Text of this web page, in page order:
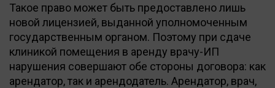
Такое право может быть предоставлено лишь
новой лицензией, выданной уполномоченным
государственным органом. Поэтому при сдаче
клиникой помещения в аренду врачу-ИП
нарушения совершают обе стороны договора: как
арендатор, так и арендодатель. Арендатор, врач,